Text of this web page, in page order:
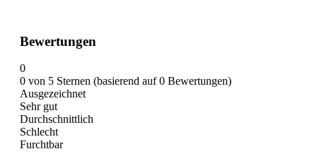
Bewertungen
0
0 von 5 Sternen (basierend auf 0 Bewertungen)
Ausgezeichnet
Sehr gut
Durchschnittlich
Schlecht
Furchtbar